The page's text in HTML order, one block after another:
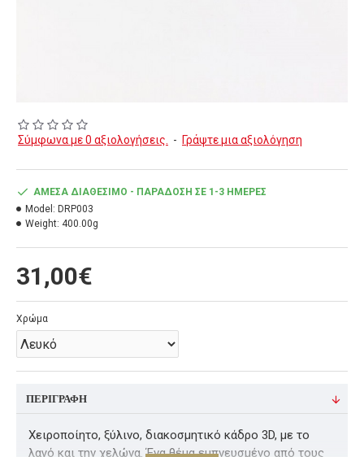
Σύμφωνα με 0 αξιολογήσεις. - Γράψτε μια αξιολόγηση
31,00€
ΆΜΕΣΑ ΔΙΑΘΈΣΙΜΟ - ΠΑΡΆΔΟΣΗ ΣΕ 1-3 ΗΜΈΡΕΣ
Model: DRP003
Weight: 400.00g
Χρώμα
ΠΕΡΙΓΡΑΦΉ
Χειροποίητο, ξύλινο, διακοσμητικό κάδρο 3D, με το
λαγό και την χελώνα. Ένα θέμα εμπνευσμένο από τους